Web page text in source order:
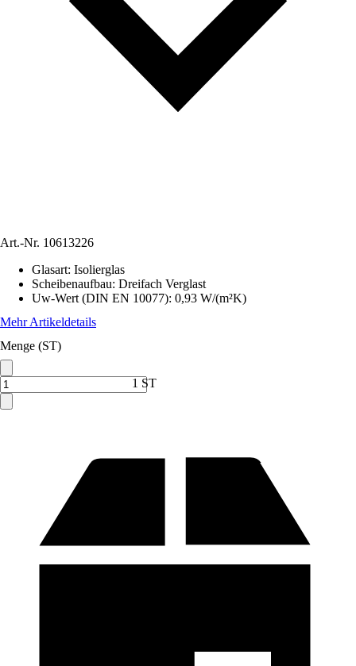
Art.-Nr. 10613226
Glasart: Isolierglas
Scheibenaufbau: Dreifach Verglast
Uw-Wert (DIN EN 10077): 0,93 W/(m²K)
Mehr Artikeldetails
Menge (ST)
1 ST